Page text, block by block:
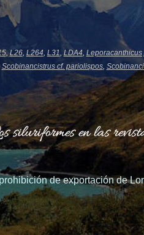
,L26, L264, L31, LDA4,
Scobinancistrus cf. pariolispos,
en las
de exportación de